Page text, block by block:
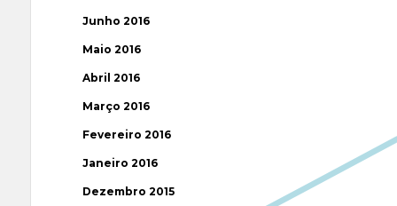
Junho 2016
Maio 2016
Abril 2016
Março 2016
Fevereiro 2016
Janeiro 2016
Dezembro 2015